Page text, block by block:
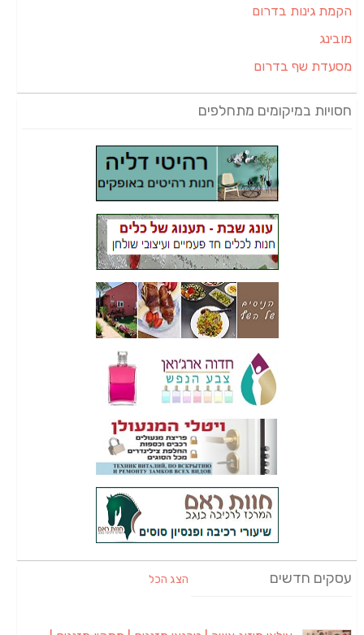
הקמת גינות בדרום
מובינג
מסעדת שף בדרום
חסויות במיקומים מתחלפים
עסקים חדשים הצג הכל